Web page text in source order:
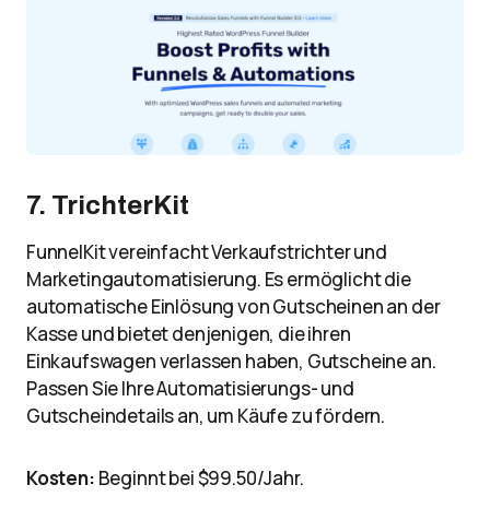
7. TrichterKit
FunnelKit vereinfacht Verkaufstrichter und
Marketingautomatisierung. Es ermöglicht die
automatische Einlösung von Gutscheinen an der
Kasse und bietet denjenigen, die ihren
Einkaufswagen verlassen haben, Gutscheine an.
Passen Sie Ihre Automatisierungs- und
Gutscheindetails an, um Käufe zu fördern.
Kosten: Beginnt bei $99.50/Jahr.